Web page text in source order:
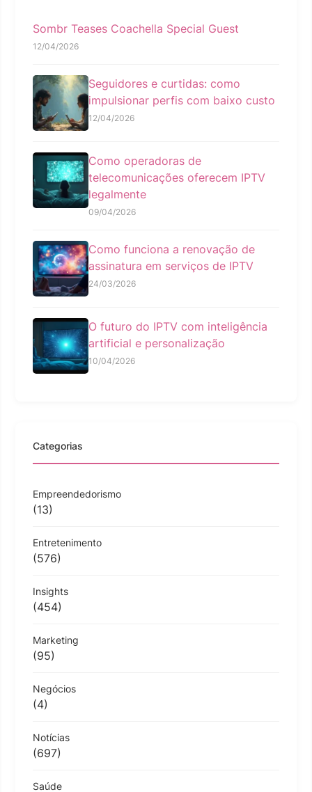
Sombr Teases Coachella Special Guest
12/04/2026
Seguidores e curtidas: como
impulsionar perfis com baixo custo
12/04/2026
Como operadoras de
telecomunicações oferecem IPTV
legalmente
09/04/2026
Como funciona a renovação de
assinatura em serviços de IPTV
24/03/2026
O futuro do IPTV com inteligência
artificial e personalização
10/04/2026
Categorias
Empreendedorismo
(13)
Entretenimento
(576)
Insights
(454)
Marketing
(95)
Negócios
(4)
Notícias
(697)
Saúde